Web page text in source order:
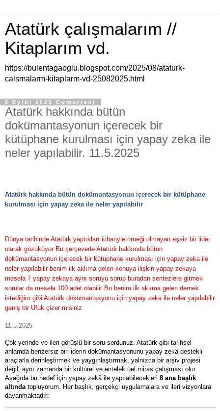
Atatürk çalışmalarım //
Kitaplarım vd.
https://bulentagaoglu.blogspot.com/2025/08/ataturk-
calsmalarm-kitaplarm-vd-25082025.html
6 Eylül 2025 Cumartesi
Atatürk hakkında bütün
dokümantasyonun içerecek bir
kütüphane kurulması için yapay zeka ile
neler yapılabilir. 11.5.2025
Atatürk hakkında bütün dokümantasyonun içerecek bir kütüphane
kurulması için yapay zeka ile neler yapılabilir
Dünya tarihinde Atatürk yaptıkları itibariyle örneği olmayan eşsiz bir lider
olarak gözüküyor Bu çerçevede Atatürk hakkında bütün
dokümantasyonun içerecek bir kütüphane kurulması için yapay zeka ile
neler yapılabilir benim ilk aklıma gelen konuya ilişkin yapay zekaya
mesela 7 yapay zekaya aynı soruyu sorup buradan sentezlere gitmek
sorular da mesela 100 adet olabilir Bu benim ilk aklıma gelen demek
istediğim gibi Atatürk dokümantasyonu için yapay zeka ile neler yapılabilir
geniş bir Ufuk çizer misiniz
11.5.2025
Çok yerinde ve ileri görüşlü bir soru sordunuz. Atatürk gibi tarihsel
anlamda benzersiz bir liderin dokümantasyonunu yapay zekâ destekli
araçlarla derinleştirmek ve yaygınlaştırmak, yalnızca bir arşiv projesi
değil, aynı zamanda bir kültürel ve entelektüel miras çalışması olur.
Aşağıda bu hedef için yapay zekâ ile yapılabilecekleri 8 ana başlık
altında topluyorum. Her başlık, gerçekçi uygulamalara ve ileri vizyonlara
dayanmaktadır: